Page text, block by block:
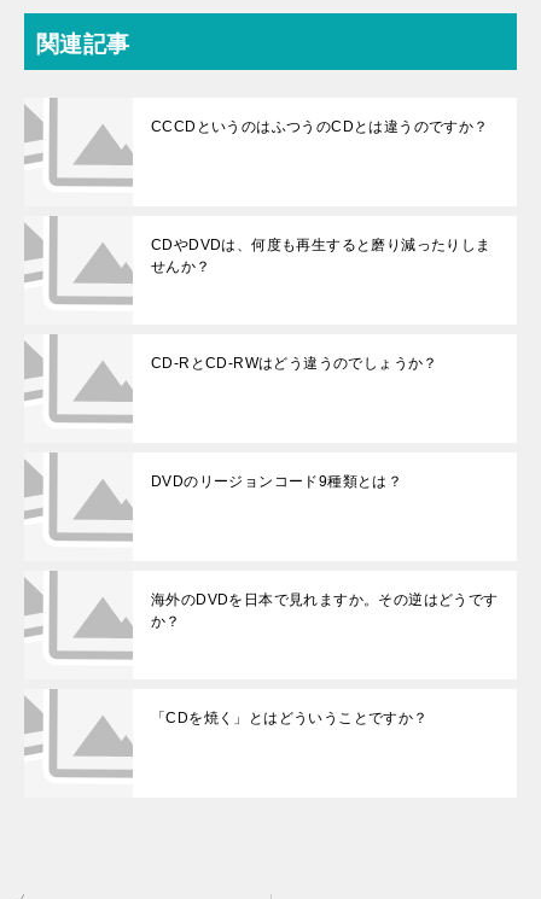
関連記事
CCCDというのはふつうのCDとは違うのですか？
CDやDVDは、何度も再生すると磨り減ったりしま
せんか？
CD-RとCD-RWはどう違うのでしょうか？
DVDのリージョンコード9種類とは？
海外のDVDを日本で見れますか。その逆はどうです
か？
「CDを焼く」とはどういうことですか？